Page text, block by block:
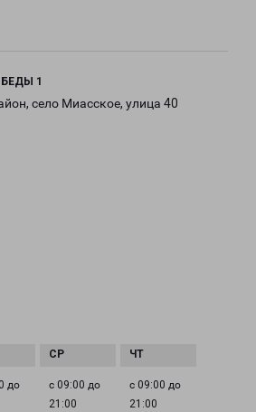
1
село Миасское, улица 40
до
с 09:00 до
21:00
с 09:00 до
21:00